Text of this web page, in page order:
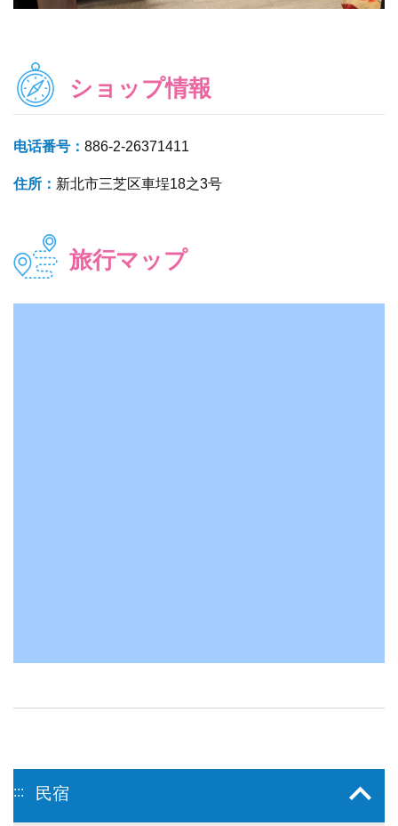
ショップ情報
电话番号： 886-2-26371411
住所： 新北市三芝区車埕18之3号
旅行マップ
::: 民宿